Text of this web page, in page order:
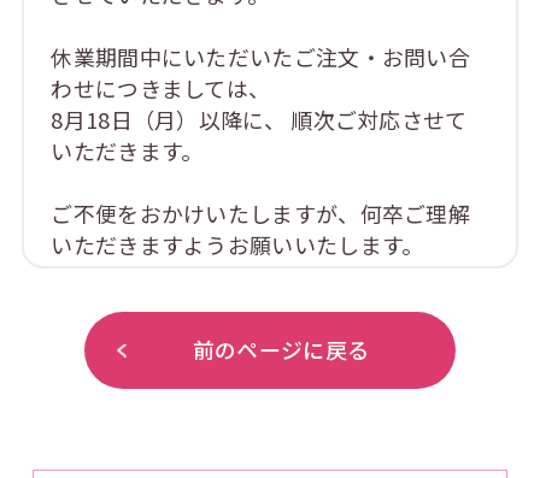
休業期間中にいただいたご注文・お問い合
わせにつきましては、
8月18日（月）以降に、 順次ご対応させて
いただきます。
ご不便をおかけいたしますが、何卒ご理解
いただきますようお願いいたします。
前のページに戻る